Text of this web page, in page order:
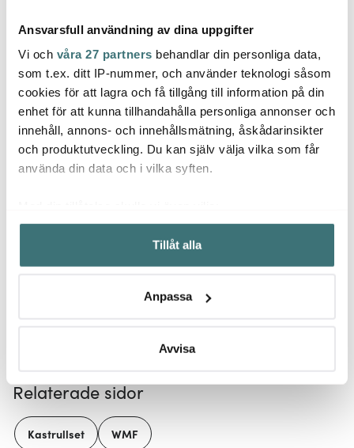
Ansvarsfull användning av dina uppgifter
Vi och våra 27 partners behandlar din personliga data,
som t.ex. ditt IP-nummer, och använder teknologi såsom
cookies för att lagra och få tillgång till information på din
enhet för att kunna tillhandahålla personliga annonser och
innehåll, annons- och innehållsmätning, åskådarinsikter
och produktutveckling. Du kan själv välja vilka som får
använda din data och i vilka syften.
Samla in information om din geografiska plats som
kan ha en noggrannhet på upp till flera meter
Identifiera din enhet genom att aktivt skanna den för
Ta reda på mer om hur dina personliga uppgifter
Du kan ändra eller dra tillbaka ditt samtycke när som
Vi använder cookies för att innehållet och annonserna
ska anpassas efter det som vi tror att du tycker om. Det
gör också att vi kan analysera vår trafik och göra
Tillåt alla
Anpassa
Avvisa
Wmf
KITCHENminis Blender
Smoothie 2 Go 0,6 L
536 kr
Wmf
Skålset 4-delar
879 kr
Wmf
Låt dig inspireras av våra kunder
Relaterade sidor
Kastrullset WMF